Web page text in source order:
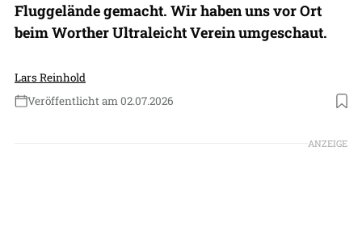
Fluggelände gemacht. Wir haben uns vor Ort
beim Worther Ultraleicht Verein umgeschaut.
Lars Reinhold
Veröffentlicht am 02.07.2026
Foto: Lars Reinhold
ANZEIGE